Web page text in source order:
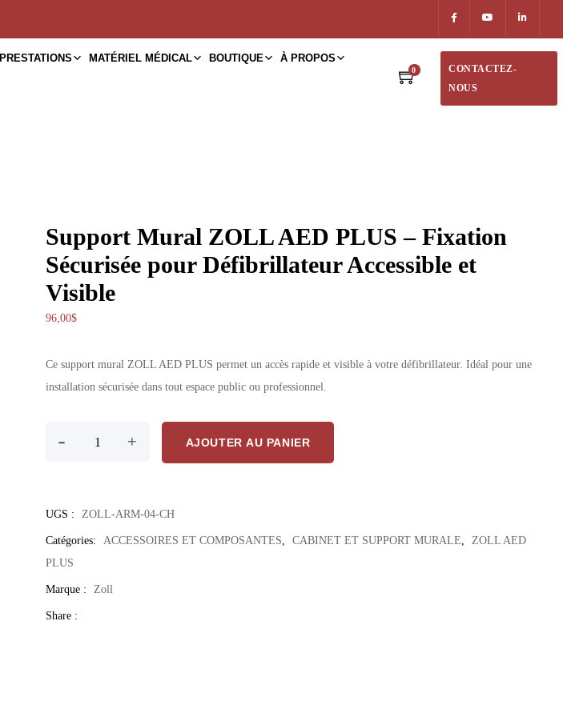
PRESTATIONS MATÉRIEL MÉDICAL BOUTIQUE À PROPOS
0
CONTACTEZ-
NOUS
Support Mural ZOLL AED PLUS – Fixation
Sécurisée pour Défibrillateur Accessible et
Visible
96,00$
Ce support mural ZOLL AED PLUS permet un accès rapide et visible à votre défibrillateur. Idéal pour une
installation sécurisée dans tout espace public ou professionnel.
- + AJOUTER AU PANIER
UGS : ZOLL-ARM-04-CH
Catégories: ACCESSOIRES ET COMPOSANTES CABINET ET SUPPORT MURALE
ZOLL AED
PLUS
Marque : Zoll
Share :